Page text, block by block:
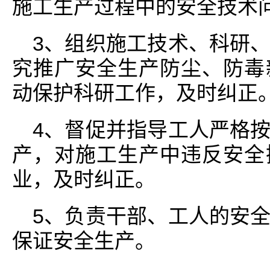
施工生产过程中的安全技术
3、组织施工技术、科研
究推广安全生产防尘、防
动保护科研工作，及时纠正
4、督促并指导工人严格
产，对施工生产中违反安
业，及时纠正。
5、负责干部、工人的安
保证安全生产。